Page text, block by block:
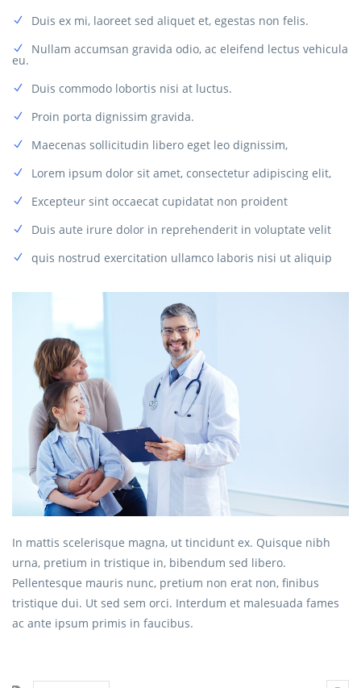
Duis ex mi, laoreet sed aliquet et, egestas non felis.
Nullam accumsan gravida odio, ac eleifend lectus vehicula
eu.
Duis commodo lobortis nisi at luctus.
Proin porta dignissim gravida.
Maecenas sollicitudin libero eget leo dignissim,
Lorem ipsum dolor sit amet, consectetur adipiscing elit,
Excepteur sint occaecat cupidatat non proident
Duis aute irure dolor in reprehenderit in voluptate velit
quis nostrud exercitation ullamco laboris nisi ut aliquip
In mattis scelerisque magna, ut tincidunt ex. Quisque nibh
urna, pretium in tristique in, bibendum sed libero.
Pellentesque mauris nunc, pretium non erat non, finibus
tristique dui. Ut sed sem orci. Interdum et malesuada fames
ac ante ipsum primis in faucibus.